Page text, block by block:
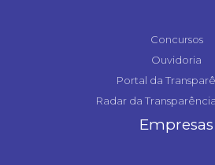
Concursos
Ouvidoria
Portal da
Radar da
Empresas